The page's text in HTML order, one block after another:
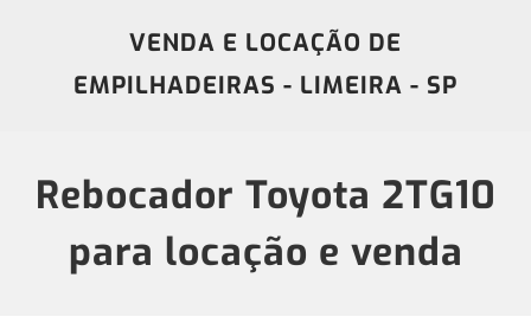
VENDA E LOCAÇÃO DE
EMPILHADEIRAS - LIMEIRA - SP
Rebocador Toyota 2TG10
para locação e venda